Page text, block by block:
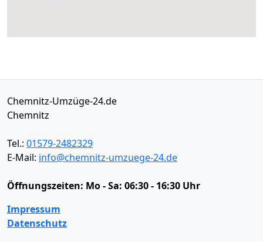
Chemnitz-Umzüge-24.de
Chemnitz
Tel.: 01579-2482329
E-Mail: info@chemnitz-umzuege-24.de
Öffnungszeiten: Mo - Sa: 06:30 - 16:30 Uhr
Impressum
Datenschutz